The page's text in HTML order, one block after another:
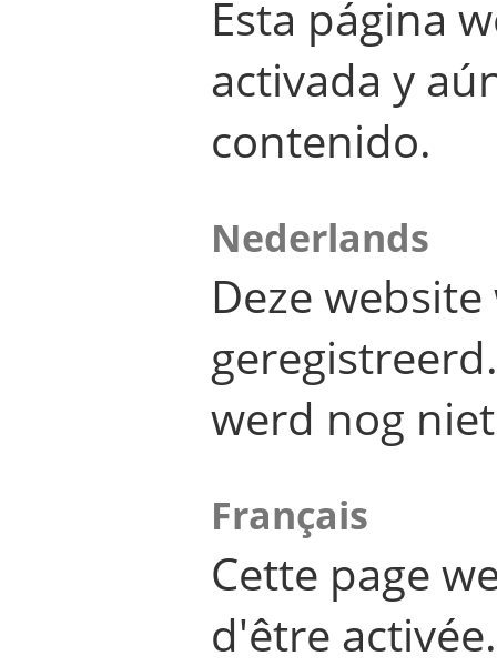
Esta página
activada y
contenido.
Nederlands
Deze
werd nog
Français
Cette page
d'être